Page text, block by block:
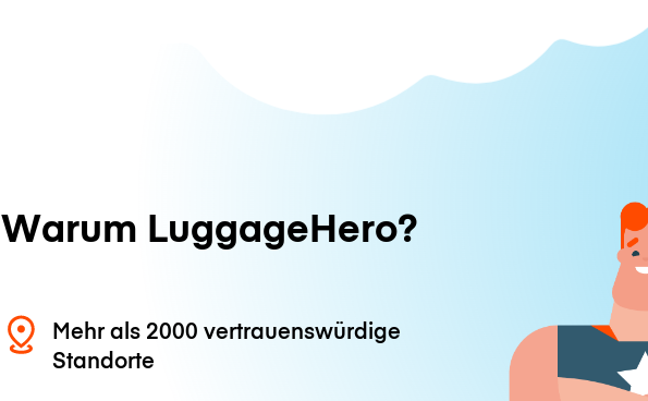
Warum LuggageHero?
Mehr als 2000 vertrauenswürdige
Standorte